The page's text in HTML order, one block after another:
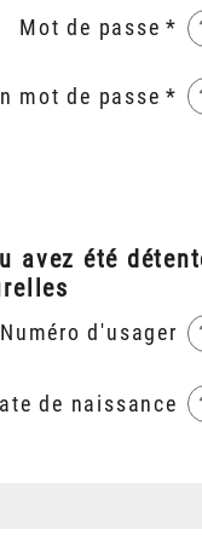
Mot de passe
mot de passe
avez été
Numéro d'usager
de naissance